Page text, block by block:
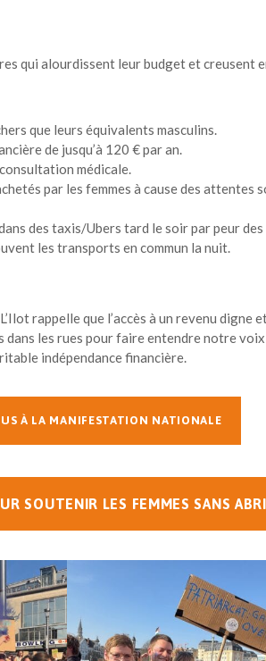
qui alourdissent leur budget et creusent
que leurs équivalents masculins.
de jusqu’à 120 € par an.
médicale.
par les femmes à cause des attentes
des taxis/Ubers tard le soir par peur
les transports en commun la nuit.
rappelle que l’accès à un revenu
dans les rues pour faire entendre notre
indépendance financière.
À LA MANIFESTATION NATIONALE
SOUTENIR LES FEMMES SANS ABRI